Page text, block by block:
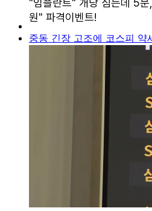
중동 긴장 고조에 코스피